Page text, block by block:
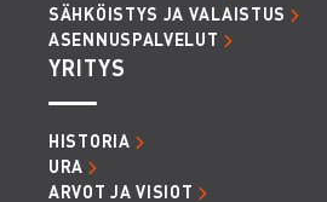
SÄHKÖISTYS JA VALAISTUS
ASENNUSPALVELUT
YRITYS
HISTORIA
URA
ARVOT JA VISIOT